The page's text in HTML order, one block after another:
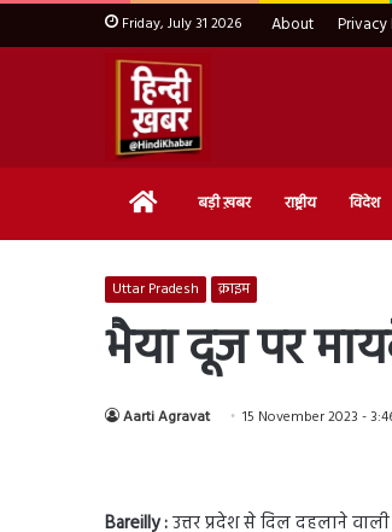
Friday, July 31 2026 About
Home बड़ी ख़बर राष्ट्रीय विदेश
Uttar Pradesh क्राइम
भैया दूज पर
Aarti Agravat 15 November 2023 -
Bareilly :उत्तर प्रदेश से दिल दहलाने